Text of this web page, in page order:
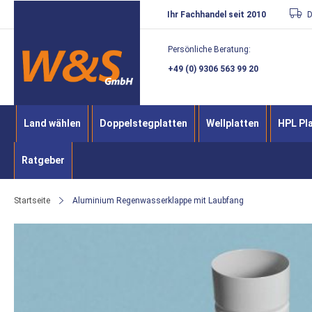
Direkt
zum
Inhalt
Ihr Fachhandel seit 2010
Persönliche Beratung:
+49 (0) 9306 563 99 20
Land wählen Doppelstegplatten Wellplatten HPL
Ratgeber
Startseite Aluminium Regenwasserklappe mit Laubfang